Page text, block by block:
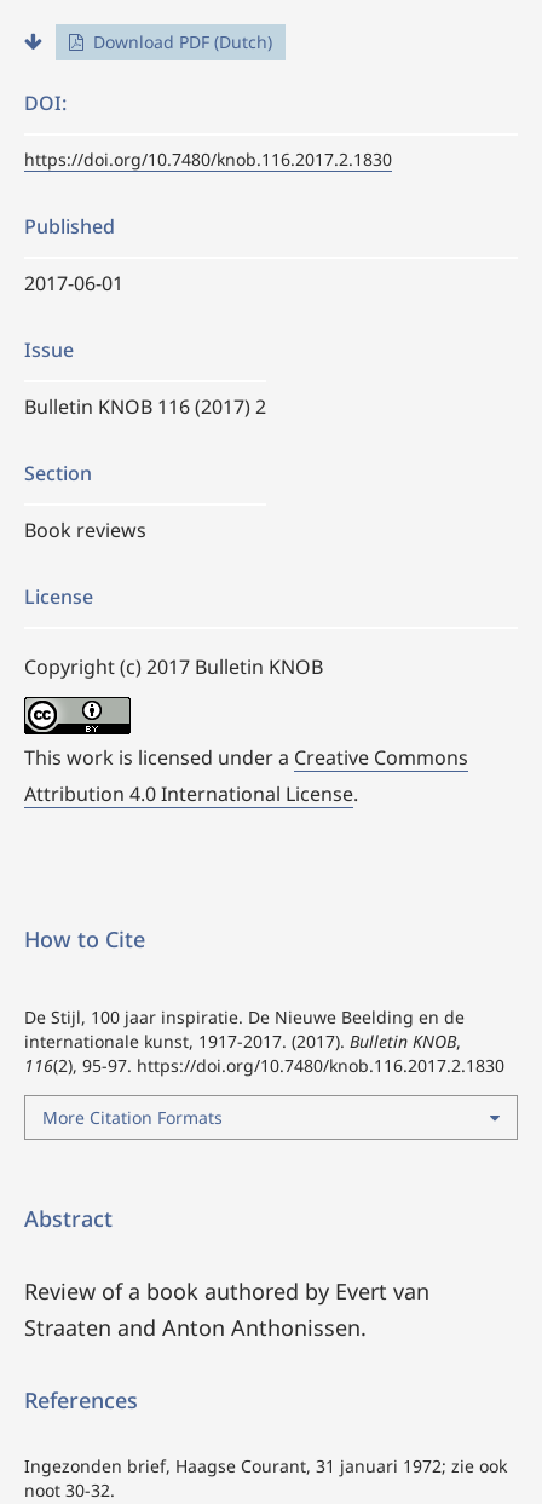
Download PDF (Dutch)
DOI:
https://doi.org/10.7480/knob.116.2017.2.1830
Published
2017-06-01
Issue
Bulletin KNOB 116 (2017) 2
Section
Book reviews
License
Copyright (c) 2017 Bulletin KNOB
This work is licensed under a Creative Commons
Attribution 4.0 International License.
How to Cite
De Stijl, 100 jaar inspiratie. De Nieuwe Beelding en de
internationale kunst, 1917-2017. (2017). Bulletin KNOB,
116(2), 95-97. https://doi.org/10.7480/knob.116.2017.2.1830
More Citation Formats
Abstract
Review of a book authored by Evert van
Straaten and Anton Anthonissen.
References
Ingezonden brief, Haagse Courant, 31 januari 1972; zie ook
noot 30-32.